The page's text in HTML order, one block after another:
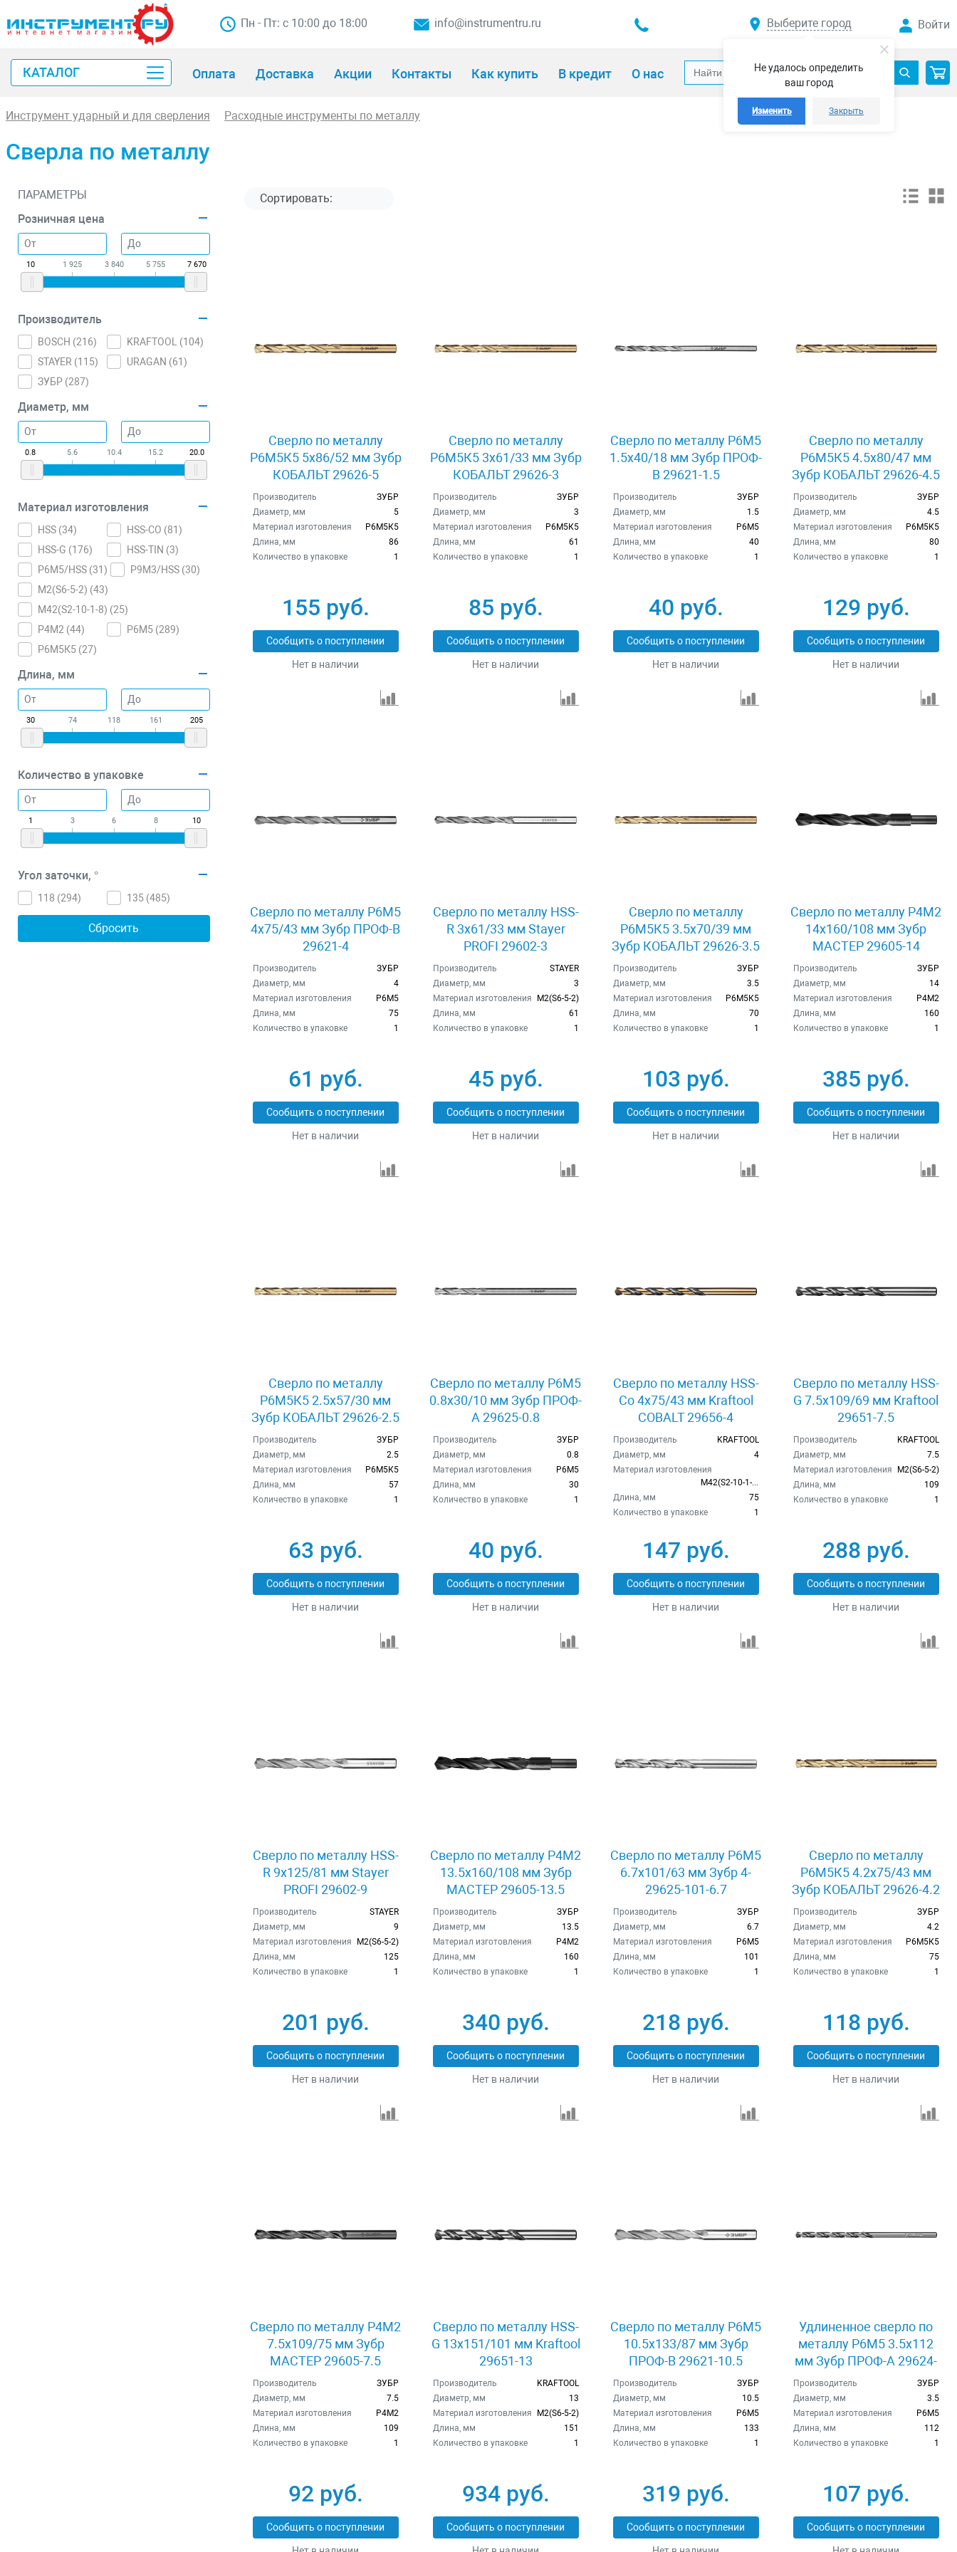
Не удалось определить
ваш город
Изменить Закрыть
Пн - Пт: с 10:00 до 18:00 info@instrumentru.ru Выберите город Войти
КАТАЛОГ Оплата Доставка Акции Контакты Как купить В кредит О нас
Инструмент ударный и для сверления Расходные инструменты по металлу
Сверла по металлу
ПАРАМЕТРЫ
Розничная цена
10 1 925 3 840 5 755 7 670
Производитель
BOSCH (216) KRAFTOOL (104)
STAYER (115) URAGAN (61)
ЗУБР (287)
Диаметр, мм
0.8 5.6 10.4 15.2 20.0
Материал изготовления
HSS (34) HSS-CO (81)
HSS-G (176) HSS-TIN (3)
P6M5/HSS (31 ) P9M3/HSS (30)
М2(S6-5-2) (43)
М42(S2-10-1-8) (25)
Р4М2 (44) Р6М5 (289)
Р6М5К5 (27)
Длина, мм
30 74 118 161 205
Количество в упаковке
1 3 6 8 10
Угол заточки, °
118 (294) 135 (485)
Сверло по металлу
Р6М5К5 5x86/52 мм Зубр
КОБАЛЬТ 29626-5
Производитель
ЗУБР
Диаметр, мм
5
Материал изготовления
Р6М5К5
Длина, мм
86
Количество в упаковке
1
155 руб.
Сообщить о поступлении
Нет в наличии
Сверло по металлу
Р6М5К5 3x61/33 мм Зубр
КОБАЛЬТ 29626-3
Производитель
ЗУБР
Диаметр, мм
3
Материал изготовления
Р6М5К5
Длина, мм
61
Количество в упаковке
1
85 руб.
Сообщить о поступлении
Нет в наличии
Сверло по металлу Р6М5
1.5x40/18 мм Зубр ПРОФ-
B 29621-1.5
Производитель
ЗУБР
Диаметр, мм
1.5
Материал изготовления
Р6М5
Длина, мм
40
Количество в упаковке
1
40 руб.
Сообщить о поступлении
Нет в наличии
Сверло по металлу
Р6М5К5 4.5x80/47 мм
Зубр КОБАЛЬТ 29626-4.5
Производитель
ЗУБР
Диаметр, мм
4.5
Материал изготовления
Р6М5К5
Длина, мм
80
Количество в упаковке
1
129 руб.
Сообщить о поступлении
Нет в наличии
Сверло по металлу Р6М5
4x75/43 мм Зубр ПРОФ-B
29621-4
Производитель
ЗУБР
Диаметр, мм
4
Материал изготовления
Р6М5
Длина, мм
75
Количество в упаковке
1
61 руб.
Сообщить о поступлении
Нет в наличии
Сверло по металлу HSS-
R 3x61/33 мм Stayer
PROFI 29602-3
Производитель
STAYER
Диаметр, мм
3
Материал изготовления
М2(S6-5-2)
Длина, мм
61
Количество в упаковке
1
45 руб.
Сообщить о поступлении
Нет в наличии
Сверло по металлу
Р6М5К5 3.5x70/39 мм
Зубр КОБАЛЬТ 29626-3.5
Производитель
ЗУБР
Диаметр, мм
3.5
Материал изготовления
Р6М5К5
Длина, мм
70
Количество в упаковке
1
103 руб.
Сообщить о поступлении
Нет в наличии
Сверло по металлу Р4М2
14x160/108 мм Зубр
МАСТЕР 29605-14
Производитель
ЗУБР
Диаметр, мм
14
Материал изготовления
Р4М2
Длина, мм
160
Количество в упаковке
1
385 руб.
Сообщить о поступлении
Нет в наличии
Сверло по металлу
Р6М5К5 2.5x57/30 мм
Зубр КОБАЛЬТ 29626-2.5
Производитель
ЗУБР
Диаметр, мм
2.5
Материал изготовления
Р6М5К5
Длина, мм
57
Количество в упаковке
1
63 руб.
Сообщить о поступлении
Нет в наличии
Сверло по металлу Р6М5
0.8x30/10 мм Зубр ПРОФ-
А 29625-0.8
Производитель
ЗУБР
Диаметр, мм
0.8
Материал изготовления
Р6М5
Длина, мм
30
Количество в упаковке
1
40 руб.
Сообщить о поступлении
Нет в наличии
Сверло по металлу HSS-
Co 4x75/43 мм Kraftool
COBALT 29656-4
Производитель
KRAFTOOL
Диаметр, мм
4
Материал изготовления
М42(S2-10-1-8)
Длина, мм
75
Количество в упаковке
1
147 руб.
Сообщить о поступлении
Нет в наличии
Сверло по металлу HSS-
G 7.5x109/69 мм Kraftool
29651-7.5
Производитель
KRAFTOOL
Диаметр, мм
7.5
Материал изготовления
М2(S6-5-2)
Длина, мм
109
Количество в упаковке
1
288 руб.
Сообщить о поступлении
Нет в наличии
Сверло по металлу HSS-
R 9x125/81 мм Stayer
PROFI 29602-9
Производитель
STAYER
Диаметр, мм
9
Материал изготовления
М2(S6-5-2)
Длина, мм
125
Количество в упаковке
1
201 руб.
Сообщить о поступлении
Нет в наличии
Сверло по металлу Р4М2
13.5x160/108 мм Зубр
МАСТЕР 29605-13.5
Производитель
ЗУБР
Диаметр, мм
13.5
Материал изготовления
Р4М2
Длина, мм
160
Количество в упаковке
1
340 руб.
Сообщить о поступлении
Нет в наличии
Сверло по металлу Р6М5
6.7x101/63 мм Зубр 4-
29625-101-6.7
Производитель
ЗУБР
Диаметр, мм
6.7
Материал изготовления
Р6М5
Длина, мм
101
Количество в упаковке
1
218 руб.
Сообщить о поступлении
Нет в наличии
Сверло по металлу
Р6М5К5 4.2x75/43 мм
Зубр КОБАЛЬТ 29626-4.2
Производитель
ЗУБР
Диаметр, мм
4.2
Материал изготовления
Р6М5К5
Длина, мм
75
Количество в упаковке
1
118 руб.
Сообщить о поступлении
Нет в наличии
Сверло по металлу Р4М2
7.5x109/75 мм Зубр
МАСТЕР 29605-7.5
Производитель
ЗУБР
Диаметр, мм
7.5
Материал изготовления
Р4М2
Длина, мм
109
Количество в упаковке
1
92 руб.
Сообщить о поступлении
Сверло по металлу HSS-
G 13x151/101 мм Kraftool
29651-13
Производитель
KRAFTOOL
Диаметр, мм
13
Материал изготовления
М2(S6-5-2)
Длина, мм
151
Количество в упаковке
1
934 руб.
Сообщить о поступлении
Сверло по металлу Р6М5
10.5x133/87 мм Зубр
ПРОФ-B 29621-10.5
Производитель
ЗУБР
Диаметр, мм
10.5
Материал изготовления
Р6М5
Длина, мм
133
Количество в упаковке
1
319 руб.
Сообщить о поступлении
Удлиненное сверло по
металлу Р6М5 3.5x112
мм Зубр ПРОФ-А 29624-
Производитель
ЗУБР
Диаметр, мм
3.5
Материал изготовления
Р6М5
Длина, мм
112
Количество в упаковке
1
107 руб.
Сообщить о поступлении